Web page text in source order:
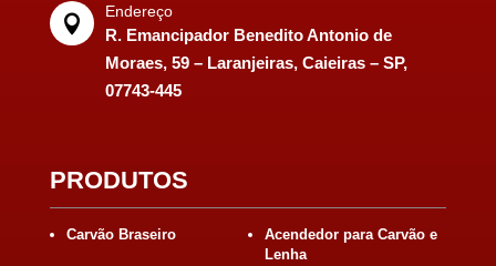

Endereço
R. Emancipador Benedito Antonio de
Moraes, 59 – Laranjeiras, Caieiras – SP,
07743-445
PRODUTOS
Carvão Braseiro
Acendedor para Carvão e
Lenha